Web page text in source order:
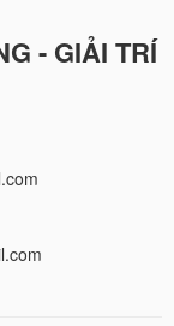
- GIẢI TRÍ